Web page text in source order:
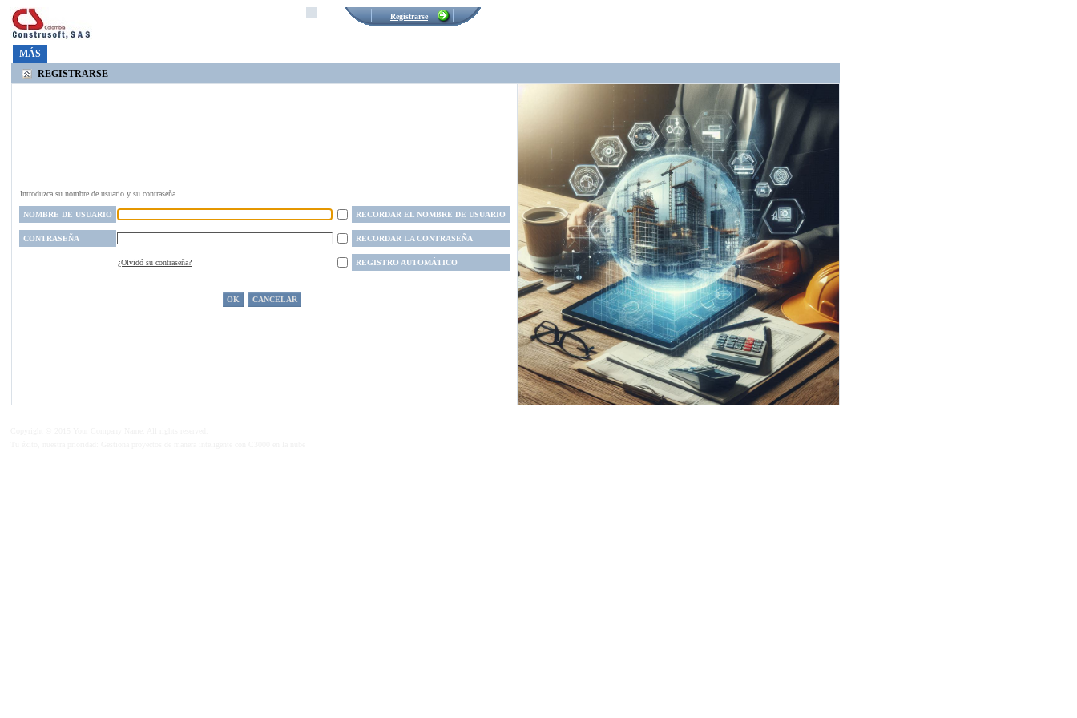
Registrarse
MÁS
REGISTRARSE
Introduzca su nombre de usuario y su contraseña.
NOMBRE DE USUARIO RECORDAR EL NOMBRE DE USUARIO
CONTRASEÑA RECORDAR LA CONTRASEÑA
¿Olvidó su contraseña? REGISTRO AUTOMÁTICO
OK CANCELAR